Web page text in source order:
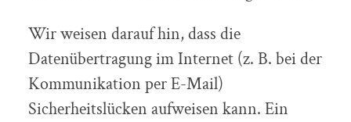
Wir weisen darauf hin, dass die
Datenübertragung im Internet (z. B. bei der
Kommunikation per E-Mail)
Sicherheitslücken aufweisen kann. Ein